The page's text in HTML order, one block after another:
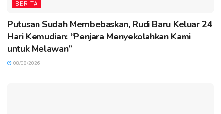
BERITA
Putusan Sudah Membebaskan, Rudi Baru Keluar 24
Hari Kemudian: “Penjara Menyekolahkan Kami
untuk Melawan”
08/08/2026